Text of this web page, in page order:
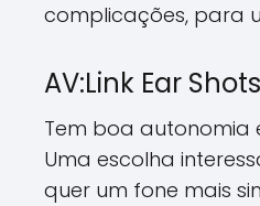
complicações, para
AV:Link Ear
Tem boa autonomia
Uma escolha
quer um fone mais